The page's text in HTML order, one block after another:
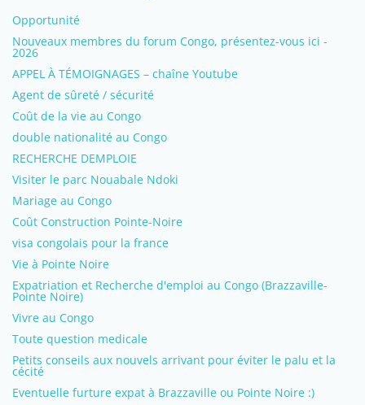
Opportunité
Nouveaux membres du forum Congo, présentez-vous ici -
2026
APPEL À TÉMOIGNAGES – chaîne Youtube
Agent de sûreté / sécurité
Coût de la vie au Congo
double nationalité au Congo
RECHERCHE DEMPLOIE
Visiter le parc Nouabale Ndoki
Mariage au Congo
Coût Construction Pointe-Noire
visa congolais pour la france
Vie à Pointe Noire
Expatriation et Recherche d'emploi au Congo (Brazzaville-
Pointe Noire)
Vivre au Congo
Toute question medicale
Petits conseils aux nouvels arrivant pour éviter le palu et la
cécité
Eventuelle furture expat à Brazzaville ou Pointe Noire :)